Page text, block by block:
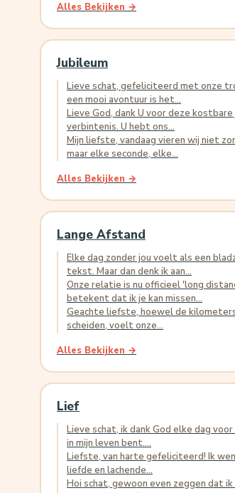
Alles Bekijken →
Jubileum
Lieve schat, gefeliciteerd met onze
een mooi avontuur is het...
Lieve God, dank U voor deze kostbare
verbintenis. U hebt ons...
Mijn liefste, vandaag vieren wij niet
maar elke seconde, elke...
Alles Bekijken →
Lange Afstand
Elke dag zonder jou voelt als een
tekst. Maar dan denk ik aan...
Onze relatie is nu officieel 'long
betekent dat ik je kan missen...
Geachte liefste, hoewel de
scheiden, voelt onze...
Alles Bekijken →
Lief
Lieve schat, ik dank God elke dag
in mijn leven bent....
Liefste, van harte gefeliciteerd! Ik
liefde en lachende...
Hoi schat, gewoon even zeggen dat